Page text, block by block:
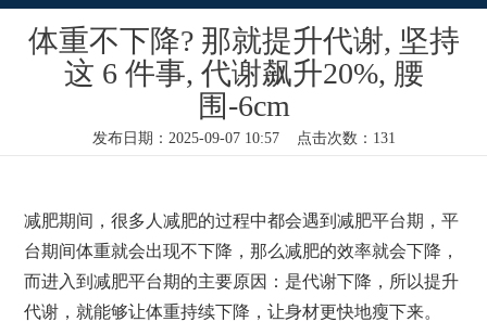
体重不下降? 那就提升代谢, 坚持
这 6 件事, 代谢飙升20%, 腰
围-6cm
发布日期：2025-09-07 10:57 点击次数：131
减肥期间，很多人减肥的过程中都会遇到减肥平台期，平
台期间体重就会出现不下降，那么减肥的效率就会下降，
而进入到减肥平台期的主要原因：是代谢下降，所以提升
代谢，就能够让体重持续下降，让身材更快地瘦下来。